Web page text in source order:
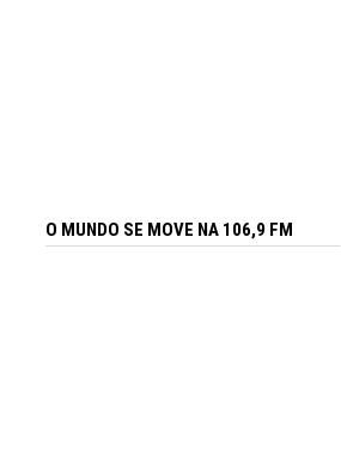
O MUNDO SE MOVE NA 106,9 FM